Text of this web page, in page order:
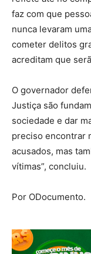
faz com que
nunca levaram
cometer delitos
acreditam que
O governador
Justiça são
sociedade e dar
preciso encontrar
acusados, mas
vítimas”, concluiu.
Por ODocumento.